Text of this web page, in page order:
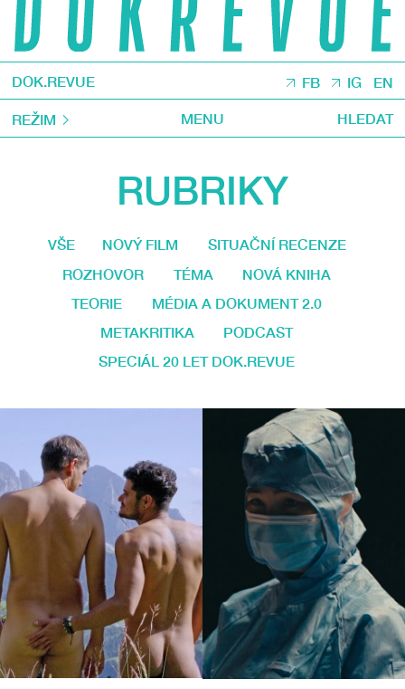
DOK.REVUE FB IG EN
REŽIM MENU HLEDAT
RUBRIKY
VŠE NOVÝ FILM
SITUAČNÍ RECENZE
ROZHOVOR
TÉMA
NOVÁ KNIHA
TEORIE
MÉDIA A DOKUMENT 2.0
METAKRITIKA
PODCAST
SPECIÁL 20 LET DOK.REVUE